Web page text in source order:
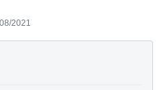
2021